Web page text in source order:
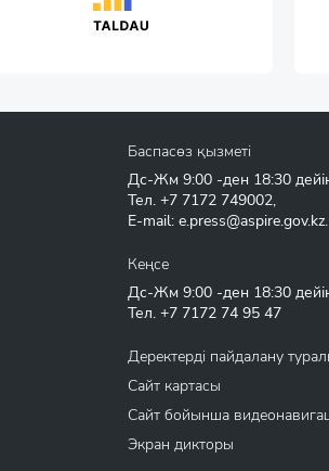
Баспасөз қызметі
Дс-Жм 9:00 -ден 18:30 дейін,
Тел. +7 7172 749002,
E-mail: e.press@aspire.gov.kz.
Кеңсе
Дс-Жм 9:00 -ден 18:30 дейін,
Тел. +7 7172 74 95 47
Деректерді пайдалану
Сайт картасы
Сайт бойынша
Экран дикторы